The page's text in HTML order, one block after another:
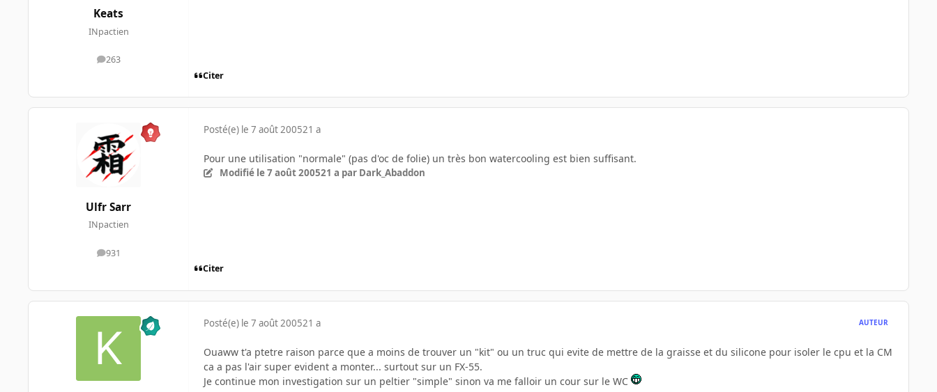
Keats
INpactien
263
messages
Citer
Ulfr Sarr
INpactien
931
messages
Posté(e) le 7 août 200521 a
Pour une utilisation "normale" (pas d'oc de folie) un très bon watercooling est bien suffisant.
Modifié le 7 août 200521 a par Dark_Abaddon
Citer
Posté(e) le 7 août 200521 a AUTEUR
Ouaww t'a ptetre raison parce que a moins de trouver un "kit" ou un truc qui evite de mettre de la graisse et du silicone pour isoler le cpu et la CM
ca a pas l'air super evident a monter... surtout sur un FX-55.
Je continue mon investigation sur un peltier "simple" sinon va me falloir un cour sur le WC